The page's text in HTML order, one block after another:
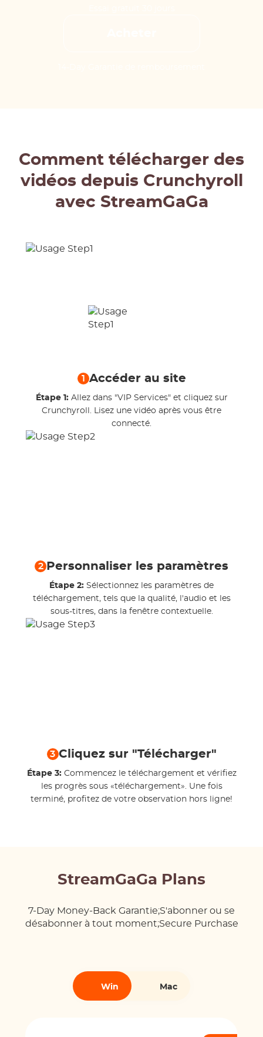
Comment télécharger des
vidéos depuis Crunchyroll
avec StreamGaGa
1 Accéder au site
Étape 1: Allez dans "VIP Services" et cliquez sur
Crunchyroll. Lisez une vidéo après vous être
connecté.
2 Personnaliser les paramètres
Étape 2: Sélectionnez les paramètres de
téléchargement, tels que la qualité, l'audio et les
sous-titres, dans la fenêtre contextuelle.
3 Cliquez sur "Télécharger"
Étape 3: Commencez le téléchargement et vérifiez
les progrès sous «téléchargement». Une fois
terminé, profitez de votre observation hors ligne!
StreamGaGa Plans
7-Day Money-Back Garantie;S'abonner ou se
désabonner à tout moment;Secure Purchase
Win Mac